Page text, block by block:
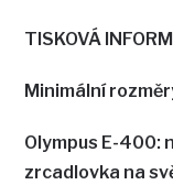
TISKOVÁ
Minimální
Olympus E-400:
zrcadlovka na